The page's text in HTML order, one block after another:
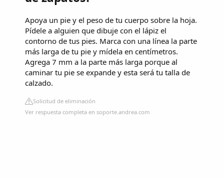
Apoya un pie y el peso de tu cuerpo sobre la hoja.
Pídele a alguien que dibuje con el lápiz el
contorno de tus pies. Marca con una línea la parte
más larga de tu pie y mídela en centímetros.
Agrega 7 mm a la parte más larga porque al
caminar tu pie se expande y esta será tu talla de
calzado.
Solicitud de eliminación
Ver respuesta completa en soporte.andrea.com